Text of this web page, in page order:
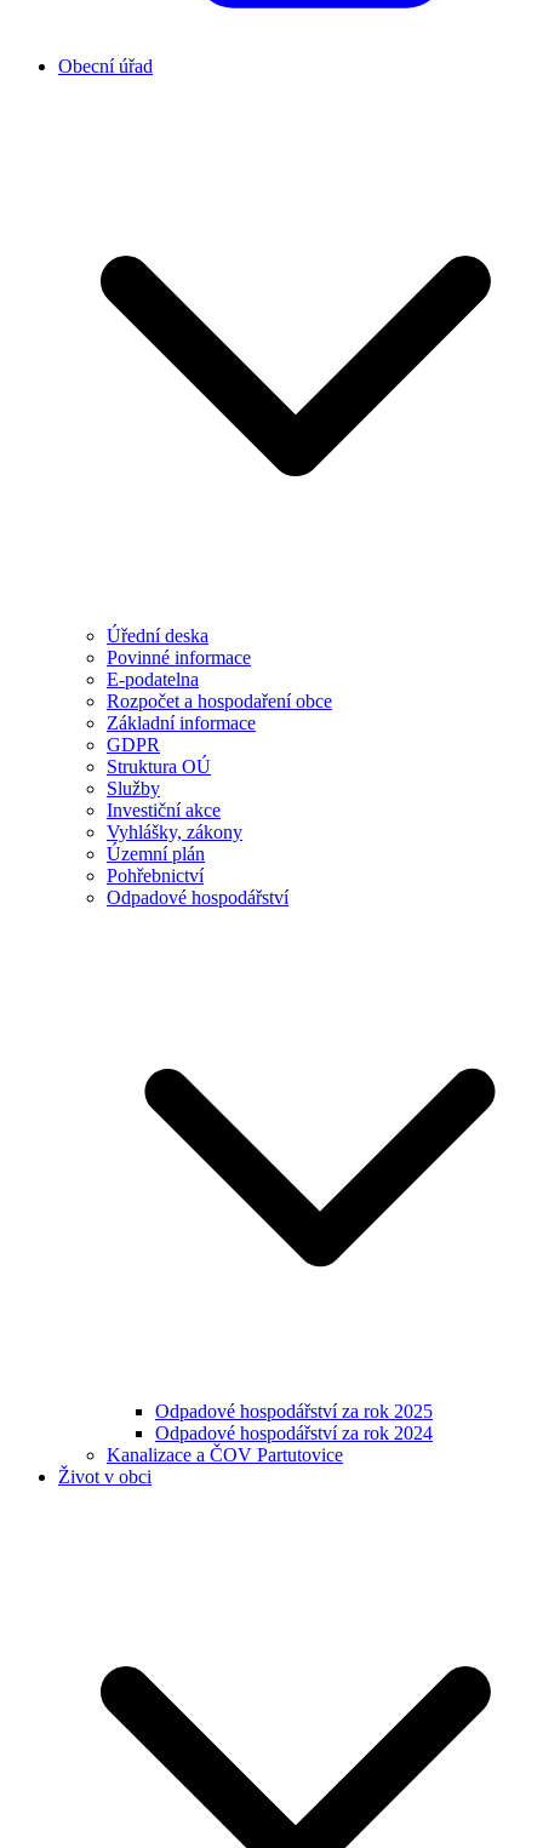
Obecní úřad
Úřední deska
Povinné informace
E-podatelna
Rozpočet a hospodaření obce
Základní informace
GDPR
Struktura OÚ
Služby
Investiční akce
Vyhlášky, zákony
Územní plán
Pohřebnictví
Odpadové hospodářství
Odpadové hospodářství za rok 2025
Odpadové hospodářství za rok 2024
Kanalizace a ČOV Partutovice
Život v obci